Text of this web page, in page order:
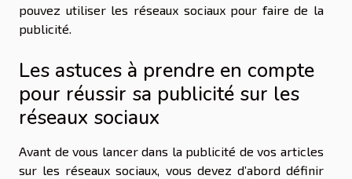
pouvez utiliser les réseaux sociaux pour faire de la
publicité.
Les astuces à prendre en compte
pour réussir sa publicité sur les
réseaux sociaux
Avant de vous lancer dans la publicité de vos articles
sur les réseaux sociaux, vous devez d’abord définir